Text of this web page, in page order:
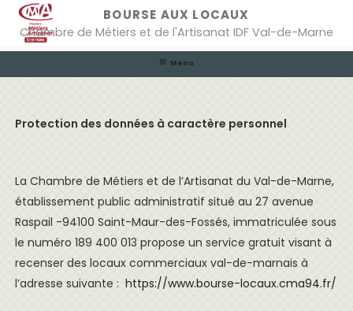
content
BOURSE AUX LOCAUX
Chambre de Métiers et de l'Artisanat IDF Val-de-Marne
Menu
Protection des données à caractère personnel
La Chambre de Métiers et de l’Artisanat du Val-de-Marne,
établissement public administratif situé au 27 avenue
Raspail -94100 Saint-Maur-des-Fossés, immatriculée sous
le numéro 189 400 013 propose un service gratuit visant à
recenser des locaux commerciaux val-de-marnais à
l’adresse suivante :https://www.bourse-locaux.cma94.fr/